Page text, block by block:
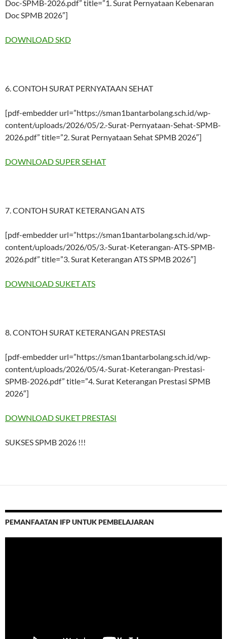
Doc-SPMB-2026.pdf” title=”1. Surat Pernyataan Kebenaran
Doc SPMB 2026″]
DOWNLOAD SKD
6. CONTOH SURAT PERNYATAAN SEHAT
[pdf-embedder url=”https://sman1bantarbolang.sch.id/wp-
content/uploads/2026/05/2.-Surat-Pernyataan-Sehat-SPMB-
2026.pdf” title=”2. Surat Pernyataan Sehat SPMB 2026″]
DOWNLOAD SUPER SEHAT
7. CONTOH SURAT KETERANGAN ATS
[pdf-embedder url=”https://sman1bantarbolang.sch.id/wp-
content/uploads/2026/05/3.-Surat-Keterangan-ATS-SPMB-
2026.pdf” title=”3. Surat Keterangan ATS SPMB 2026″]
DOWNLOAD SUKET ATS
8. CONTOH SURAT KETERANGAN PRESTASI
[pdf-embedder url=”https://sman1bantarbolang.sch.id/wp-
content/uploads/2026/05/4.-Surat-Keterangan-Prestasi-
SPMB-2026.pdf” title=”4. Surat Keterangan Prestasi SPMB
2026″]
DOWNLOAD SUKET PRESTASI
SUKSES SPMB 2026 !!!
PEMANFAATAN IFP UNTUK PEMBELAJARAN